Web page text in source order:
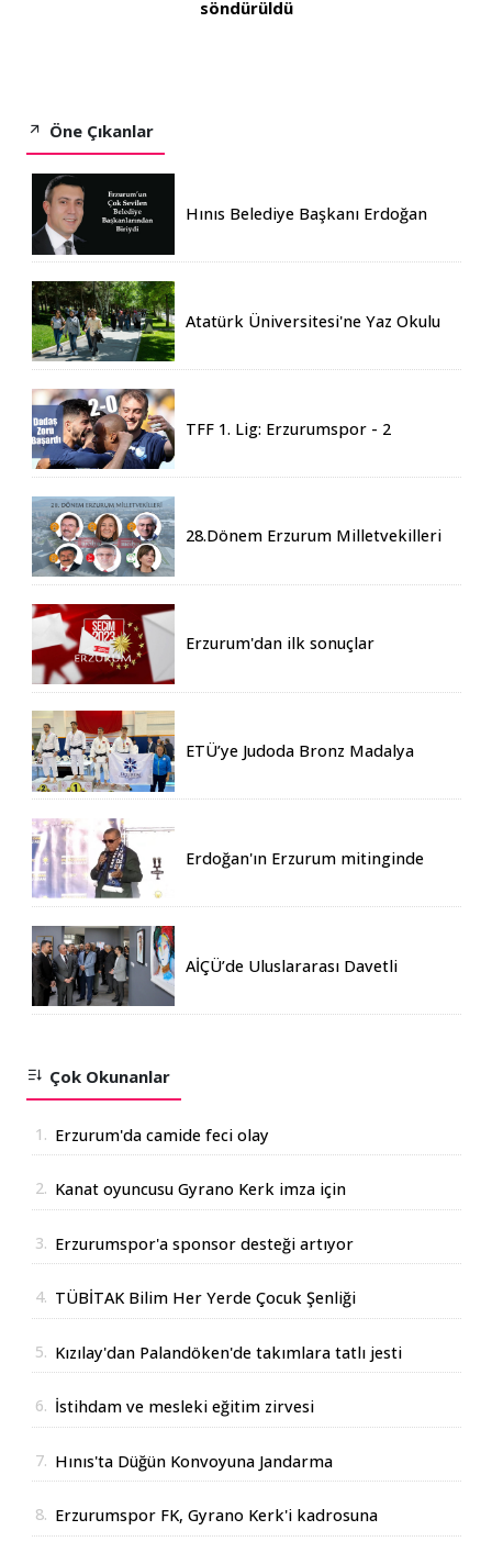
söndürüldü
Öne Çıkanlar
Hınıs Belediye Başkanı Erdoğan
Atatürk Üniversitesi'ne Yaz Okulu
TFF 1. Lig: Erzurumspor - 2
28.Dönem Erzurum Milletvekilleri
Erzurum'dan ilk sonuçlar
ETÜ’ye Judoda Bronz Madalya
Erdoğan'ın Erzurum mitinginde
AİÇÜ’de Uluslararası Davetli
Çok Okunanlar
1. Erzurum'da camide feci olay
2. Kanat oyuncusu Gyrano Kerk imza için
3. Erzurumspor'a sponsor desteği artıyor
4. TÜBİTAK Bilim Her Yerde Çocuk Şenliği
5. Kızılay'dan Palandöken'de takımlara tatlı jesti
6. İstihdam ve mesleki eğitim zirvesi
7. Hınıs'ta Düğün Konvoyuna Jandarma
8. Erzurumspor FK, Gyrano Kerk'i kadrosuna